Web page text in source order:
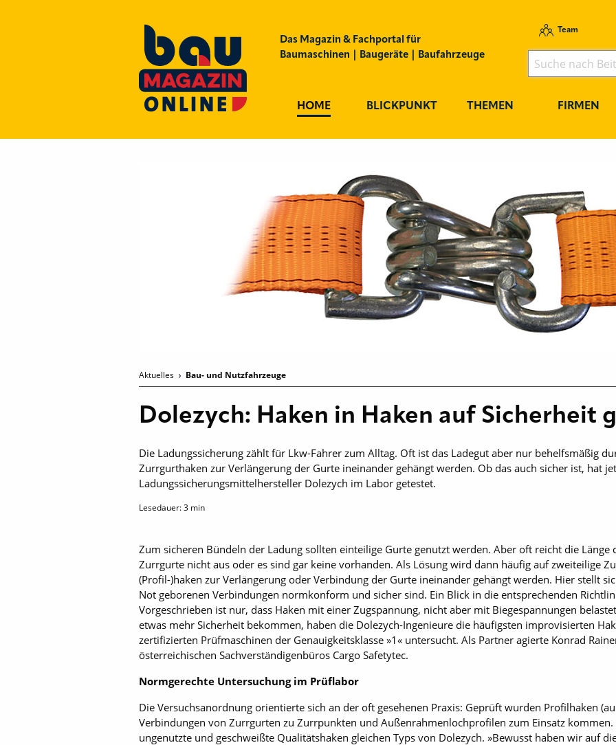
Das Magazin & Fachportal für
Baumaschinen | Baugeräte | Baufahrzeuge
Team
HOME BLICKPUNKT THEMEN FIRMEN
Aktuelles Bau- und Nutzfahrzeuge
Dolezych: Haken in Haken auf Sicherheit
Die Ladungssicherung zählt für Lkw-Fahrer zum Alltag. Oft ist das Ladegut aber nur behelfsmäßig
Zurrgurthaken zur Verlängerung der Gurte ineinander gehängt werden. Ob das auch sicher ist, hat
Ladungssicherungsmittelhersteller Dolezych im Labor getestet.
Lesedauer:3 min
Zum sicheren Bündeln der Ladung sollten einteilige Gurte genutzt werden. Aber oft reicht die Länge
Zurrgurte nicht aus oder es sind gar keine vorhanden. Als Lösung wird dann häufig auf zweiteilige
(Profil-)haken zur Verlängerung oder Verbindung der Gurte ineinander gehängt werden. Hier stellt
Not geborenen Verbindungen normkonform und sicher sind. Ein Blick in die entsprechenden
Vorgeschrieben ist nur, dass Haken mit einer Zugspannung, nicht aber mit Biege­spannungen
etwas mehr Sicherheit bekommen, haben die Dolezych-Ingenieure die häufigsten improvisierten
zertifizierten Prüfmaschinen der Genauigkeitsklasse »1« untersucht. Als Partner agierte Konrad
österreichischen Sachverständigenbüros Cargo Safetytec.
Normgerechte Untersuchung im Prüflabor
Die Versuchsanordnung orientierte sich an der oft gesehenen Praxis: Geprüft wurden Profil­haken
Verbindungen von Zurrgurten zu Zurrpunkten und Außenrahmenlochprofilen zum Einsatz
ungenutzte und geschweißte Qualitätshaken gleichen Typs von Dolezych. »Bewusst haben wir auf